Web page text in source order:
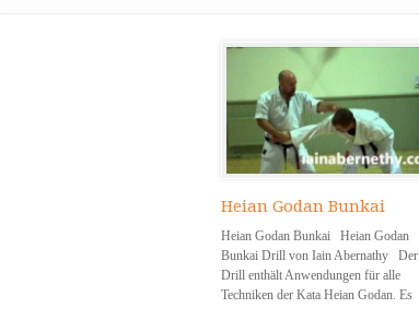
Heian Godan Bunkai
Heian Godan Bunkai Heian Godan
Bunkai Drill von Iain Abernathy Der
Drill enthält Anwendungen für alle
Techniken der Kata Heian Godan. Es